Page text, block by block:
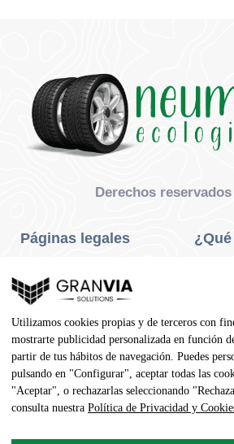
Derechos reservados
Páginas legales
Privacidad Y Cookies
Aviso Legal
Condiciones De Compra
Contacto
Dirección
Utilizamos cookies propias y de terceros con
mostrarte publicidad personalizada en función
partir de tus hábitos de navegación. Puedes
pulsando en "Configurar", aceptar todas las
"Aceptar", o rechazarlas seleccionando
consulta nuestra Política de Privacidad y